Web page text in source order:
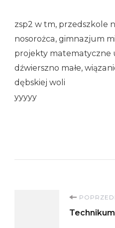
zsp2 w tm, przedszkole
nosorożca, gimnazjum
projekty matematyczne
dźwierszno małe,
dębskiej woli
yyyyy
Technikum